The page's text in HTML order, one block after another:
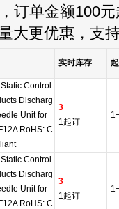
订单金额100元
大更优惠，支
实时库存
Control
Discharg
Unit for
RoHS: C
3
1起订
Control
Discharg
Unit for
RoHS: C
3
1起订